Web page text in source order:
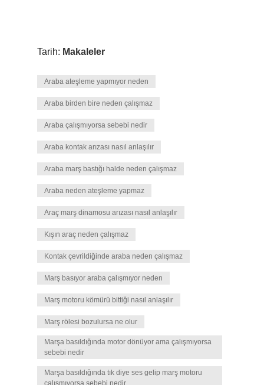
Tarih: Makaleler
Araba ateşleme yapmıyor neden
Araba birden bire neden çalışmaz
Araba çalışmıyorsa sebebi nedir
Araba kontak arızası nasıl anlaşılır
Araba marş bastığı halde neden çalışmaz
Araba neden ateşleme yapmaz
Araç marş dinamosu arızası nasıl anlaşılır
Kışın araç neden çalışmaz
Kontak çevrildiğinde araba neden çalışmaz
Marş basıyor araba çalışmıyor neden
Marş motoru kömürü bittiği nasıl anlaşılır
Marş rölesi bozulursa ne olur
Marşa basıldığında motor dönüyor ama çalışmıyorsa
sebebi nedir
Marşa basıldığında tık diye ses gelip marş motoru
çalışmıyorsa sebebi nedir